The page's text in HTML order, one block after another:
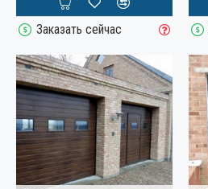
Заказать сейчас